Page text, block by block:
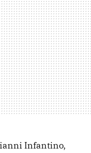
Infantino,